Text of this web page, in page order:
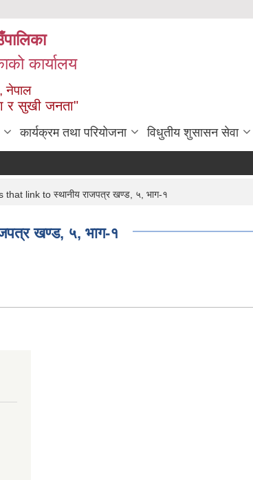
कार्यालय
नेपाल
र सुखी जनता"
कार्यक्रम तथा परियोजना विधुतीय शुसासन सेवा
that link to स्थानीय राजपत्र खण्ड, ५, भाग-१
खण्ड, ५, भाग-१